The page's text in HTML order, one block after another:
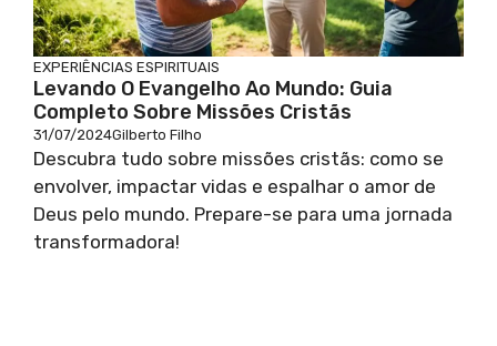
EXPERIÊNCIAS ESPIRITUAIS
Levando O Evangelho Ao Mundo: Guia
Completo Sobre Missões Cristãs
31/07/2024Gilberto Filho
Descubra tudo sobre missões cristãs: como se
envolver, impactar vidas e espalhar o amor de
Deus pelo mundo. Prepare-se para uma jornada
transformadora!